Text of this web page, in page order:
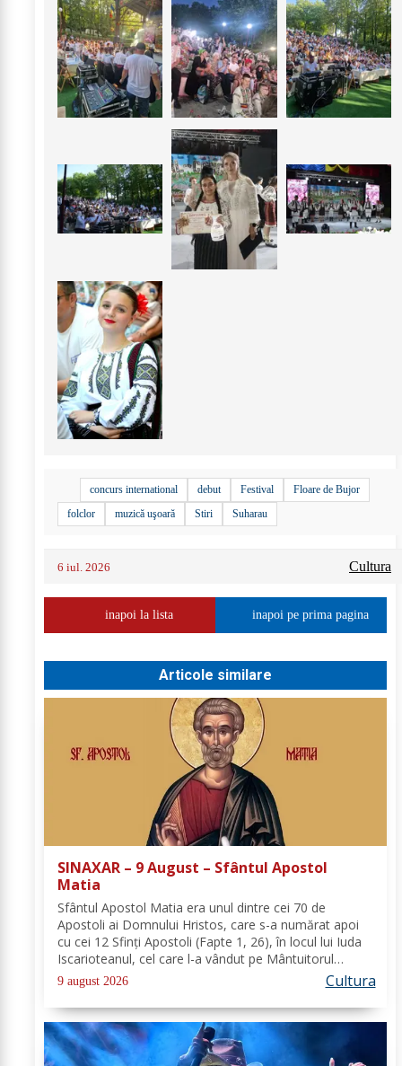
concurs international debut Festival
Floare de Bujor
folclor
muzică uşoară Stiri Suharau
6 iul. 2026 Cultura
inapoi la lista inapoi pe prima pagina
Articole similare
SINAXAR – 9 August – Sfântul Apostol
Matia
Sfântul Apostol Matia era unul dintre cei 70 de
Apostoli ai Domnului Hristos, care s-a numărat apoi
cu cei 12 Sfinţi Apostoli (Fapte 1, 26), în locul lui Iuda
Iscarioteanul, cel care l-a vândut pe Mântuitorul
pentru 30 de arginţi. După Învierea şi Înălţarea la cer a
Domnului, comunitatea...
9 august 2026 Cultura